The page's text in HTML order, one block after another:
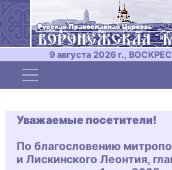
9 августа 2026 г.,
Toggle navigation
Уважаемые посетители!
По благословению
и Лискинского Леонтия,